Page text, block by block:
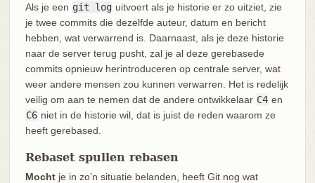
Als je een git log uitvoert als je historie er zo uitziet, zie
je twee commits die dezelfde auteur, datum en bericht
hebben, wat verwarrend is. Daarnaast, als je deze historie
naar de server terug pusht, zal je al deze gerebasede
commits opnieuw herintroduceren op centrale server, wat
weer andere mensen zou kunnen verwarren. Het is redelijk
veilig om aan te nemen dat de andere ontwikkelaar C4 en
C6 niet in de historie wil, dat is juist de reden waarom ze
heeft gerebased.
Rebaset spullen rebasen
Mochtje in zo’n situatie belanden, heeft Git nog wat